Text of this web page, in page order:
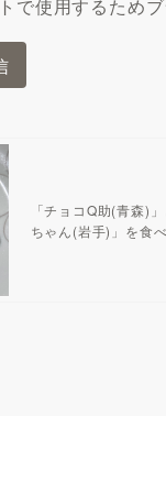
で使用するため
「チョコQ助(青森)
ちゃん(岩手)」を食